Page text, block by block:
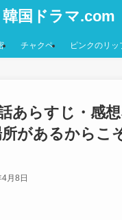
韓国ドラマ.com
チャクペ ピンクのリ
あらすじ・感
があるからこ
月8日